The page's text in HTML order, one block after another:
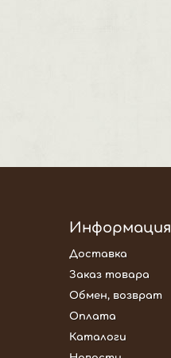
Информация
Доставка
Заказ товара
Обмен, возврат
Оплата
Каталоги